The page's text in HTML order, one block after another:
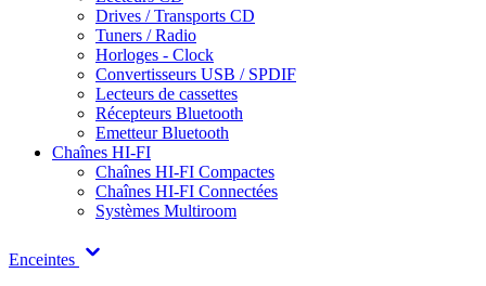
Drives / Transports CD
Tuners / Radio
Horloges - Clock
Convertisseurs USB / SPDIF
Lecteurs de cassettes
Récepteurs Bluetooth
Emetteur Bluetooth
Chaînes HI-FI
Chaînes HI-FI Compactes
Chaînes HI-FI Connectées
Systèmes Multiroom
Enceintes